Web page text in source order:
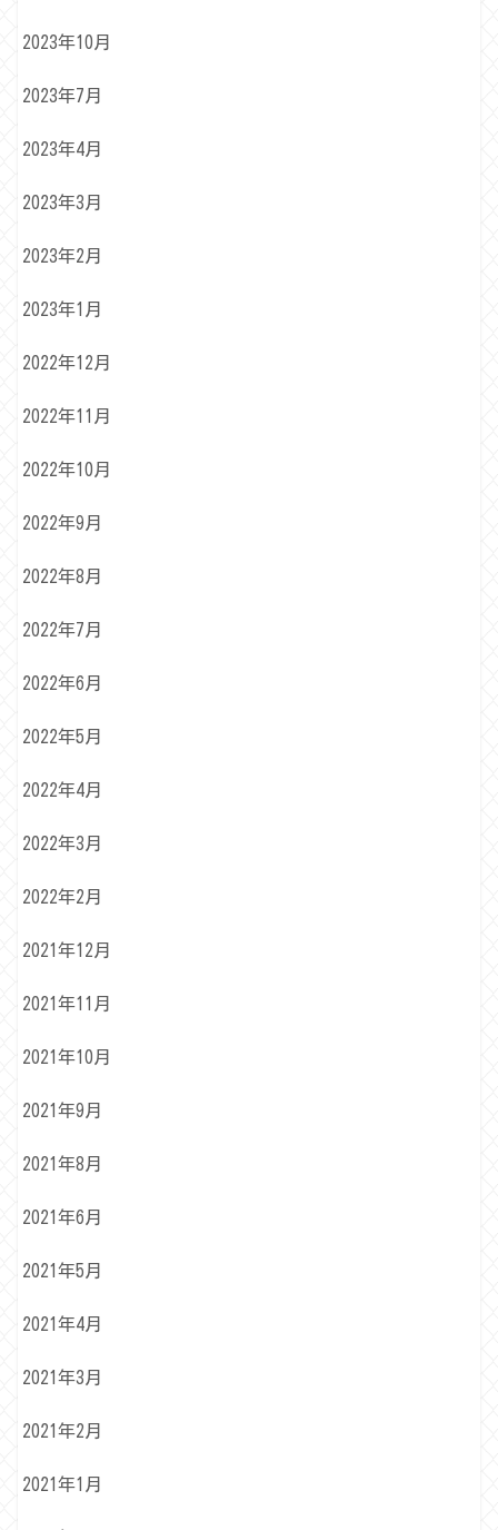
2023年10月
2023年7月
2023年4月
2023年3月
2023年2月
2023年1月
2022年12月
2022年11月
2022年10月
2022年9月
2022年8月
2022年7月
2022年6月
2022年5月
2022年4月
2022年3月
2022年2月
2021年12月
2021年11月
2021年10月
2021年9月
2021年8月
2021年6月
2021年5月
2021年4月
2021年3月
2021年2月
2021年1月